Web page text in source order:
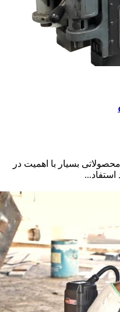
بسیار با اهمیت در